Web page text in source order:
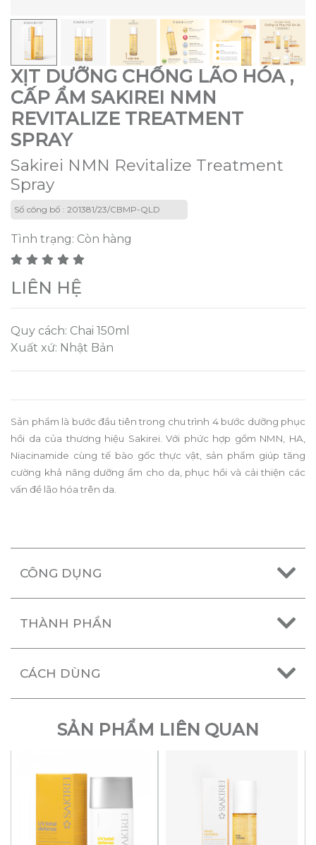
XỊT DƯỠNG CHỐNG LÃO HÓA ,
CẤP ẨM SAKIREI NMN
REVITALIZE TREATMENT
SPRAY
Sakirei NMN Revitalize Treatment
Spray
Số công bố : 201381/23/CBMP-QLD
Tình trạng: Còn hàng
LIÊN HỆ
Quy cách: Chai 150ml
Xuất xứ: Nhật Bản
Sản phẩm là bước đầu tiên trong chu trình 4 bước dưỡng phục
hồi da của thương hiệu Sakirei. Với phức hợp gồm NMN, HA,
Niacinamide cùng tế bào gốc thực vật, sản phẩm giúp tăng
cường khả năng dưỡng ẩm cho da, phục hồi và cải thiện các
vấn đề lão hóa trên da.
CÔNG DỤNG
THÀNH PHẦN
CÁCH DÙNG
SẢN PHẨM LIÊN QUAN